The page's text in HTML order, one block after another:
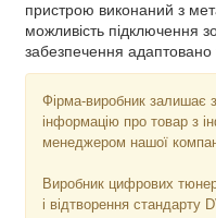
пристрою виконаний з
можливість підключення
забезпечення
Фірма-виробник залишає
інформацію про товар з
менеджером нашої
Виробник цифрових
і відтворення стандарту